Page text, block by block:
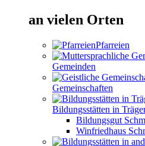
an vielen Orten
Pfarreien
Gemeinden
Gemeinschaften
Bildungsstätten in
Bildungsgut
Winfriedhaus